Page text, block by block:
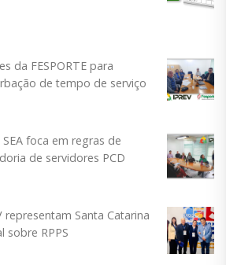
da FESPORTE para
de tempo de serviço
foca em regras de
de servidores PCD
representam Santa Catarina
sobre RPPS